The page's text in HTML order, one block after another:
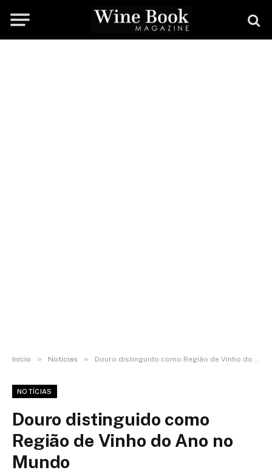
Início » Notícias » Douro distinguido como Região de Vinho do Ano no Mundo
NOTÍCIAS
Douro distinguido como
Região de Vinho do Ano no
Mundo